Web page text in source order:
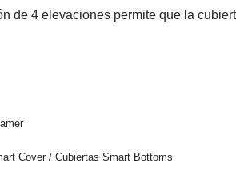
de 4 elevaciones permite que la
Cover / Cubiertas Smart Bottoms